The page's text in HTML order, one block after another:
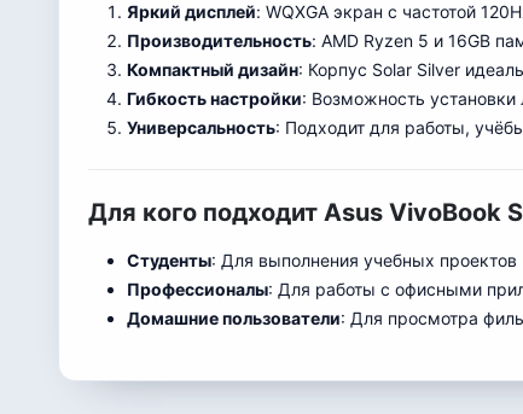
Яркий дисплей: WQXGA экран с частотой
Производительность: AMD Ryzen 5 и 16GB
Компактный дизайн: Корпус Solar Silver
Гибкость настройки: Возможность
Универсальность: Подходит для работы,
Для кого подходит Asus VivoBook
Студенты: Для выполнения учебных
Профессионалы: Для работы с офисными
Домашние пользователи: Для просмотра